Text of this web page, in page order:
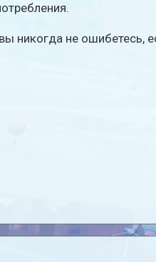
никогда не ошибетесь,